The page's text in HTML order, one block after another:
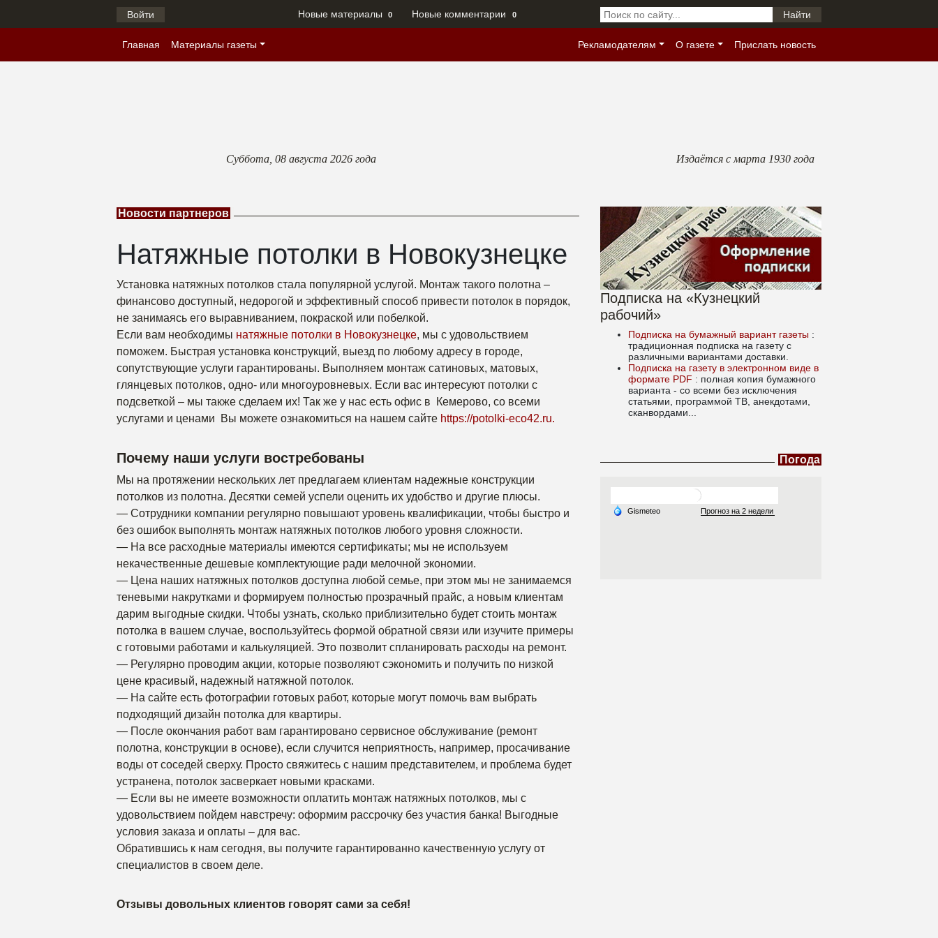
Войти Новые материалы 0 Новые комментарии 0
Главная Материалы газеты Рекламодателям О газете Прислать новость
Суббота, 08 августа 2026 года Издаётся с марта 1930 года
Новости партнеров
Натяжные потолки в Новокузнецке
Установка натяжных потолков стала популярной услугой. Монтаж такого полотна –
финансово доступный, недорогой и эффективный способ привести потолок в порядок,
не занимаясь его выравниванием, покраской или побелкой.
Если вам необходимы натяжные потолки в Новокузнецке, мы с удовольствием
поможем. Быстрая установка конструкций, выезд по любому адресу в городе,
сопутствующие услуги гарантированы. Выполняем монтаж сатиновых, матовых,
глянцевых потолков, одно- или многоуровневых. Если вас интересуют потолки с
подсветкой – мы также сделаем их! Так же у нас есть офис в Кемерово, со всеми
услугами и ценами Вы можете ознакомиться на нашем сайте https://potolki-eco42.ru.
Почему наши услуги востребованы
Мы на протяжении нескольких лет предлагаем клиентам надежные конструкции
потолков из полотна. Десятки семей успели оценить их удобство и другие плюсы.
— Сотрудники компании регулярно повышают уровень квалификации, чтобы быстро и
без ошибок выполнять монтаж натяжных потолков любого уровня сложности.
— На все расходные материалы имеются сертификаты; мы не используем
некачественные дешевые комплектующие ради мелочной экономии.
— Цена наших натяжных потолков доступна любой семье, при этом мы не занимаемся
теневыми накрутками и формируем полностью прозрачный прайс, а новым клиентам
дарим выгодные скидки. Чтобы узнать, сколько приблизительно будет стоить монтаж
потолка в вашем случае, воспользуйтесь формой обратной связи или изучите примеры
с готовыми работами и калькуляцией. Это позволит спланировать расходы на ремонт.
— Регулярно проводим акции, которые позволяют сэкономить и получить по низкой
цене красивый, надежный натяжной потолок.
— На сайте есть фотографии готовых работ, которые могут помочь вам выбрать
подходящий дизайн потолка для квартиры.
— После окончания работ вам гарантировано сервисное обслуживание (ремонт
полотна, конструкции в основе), если случится неприятность, например, просачивание
воды от соседей сверху. Просто свяжитесь с нашим представителем, и проблема будет
устранена, потолок засверкает новыми красками.
— Если вы не имеете возможности оплатить монтаж натяжных потолков, мы с
удовольствием пойдем навстречу: оформим рассрочку без участия банка! Выгодные
условия заказа и оплаты – для вас.
Обратившись к нам сегодня, вы получите гарантированно качественную услугу от
специалистов в своем деле.
Отзывы довольных клиентов говорят сами за себя!
Подписка на «Кузнецкий
рабочий»
Подписка на бумажный вариант газеты :
традиционная подписка на газету с
различными вариантами доставки.
Подписка на газету в электронном виде в
формате PDF : полная копия бумажного
варианта - со всеми без исключения
статьями, программой ТВ, анекдотами,
сканвордами...
Погода